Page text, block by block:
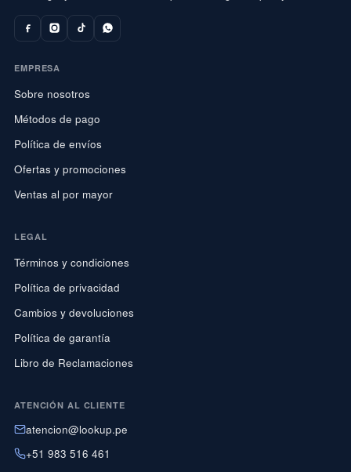
EMPRESA
Sobre nosotros
Métodos de pago
Política de envíos
Ofertas y promociones
Ventas al por mayor
LEGAL
Términos y condiciones
Política de privacidad
Cambios y devoluciones
Política de garantía
Libro de Reclamaciones
ATENCIÓN AL CLIENTE
atencion@lookup.pe
+51 983 516 461